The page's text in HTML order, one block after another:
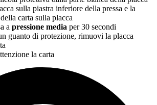
sulla piastra inferiore della pressa e la
carta sulla placca
a pressione media per30 secondi
guanto di protezione, rimuovi la placca
la carta